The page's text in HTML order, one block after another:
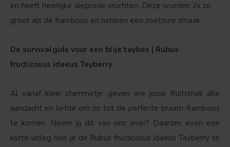
en heeft heerlijke dieprode vruchten. Deze worden 2x zo
groot als de framboos en hebben een zoetzure smaak.
De survivalgids voor een blije taybes | Rubus
fructicosus idaeus Tayberry
Al vanaf klein stammetje geven we jouw fruitstruik alle
aandacht en liefde om zo tot de perfecte braam-framboos
te komen. Neem jij dit van ons over? Daarom even een
korte uitleg hoe je de Rubus fructicosus idaeus Tayberry te